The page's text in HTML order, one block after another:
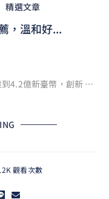
精選文章
，溫和好...
4.2億新臺幣，創新 …
觀看次數